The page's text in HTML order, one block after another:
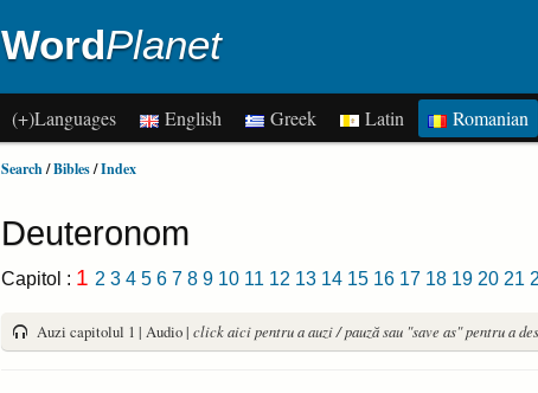
WordPlanet
(+)Languages English Greek Latin Romanian
Search/Bibles/Index
Deuteronom
Capitol : 1 2 3 4 5 6 7 8 9 10 11 12 13 14 15 16 17 18 19 20 21
Auzi capitolul 1 | Audio | click aici pentru a auzi / pauză sau "save as" pentru a